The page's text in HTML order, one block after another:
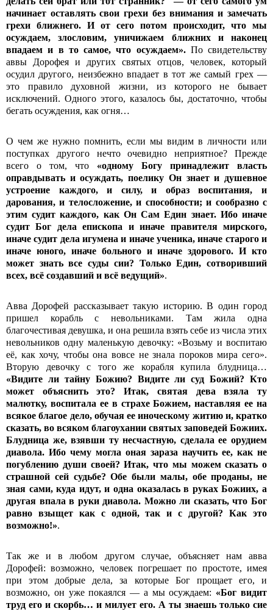
начинает оставлять свои грехи без внимания и замечать
грехи ближнего. И от сего потом происходит, что мы
осуждаем, злословим, уничижаем ближних и наконец
впадаем и в то самое, что осуждаем».По свидетельству
аввы Дорофея и других святых отцов, человек, который
осудил другого, неизбежно впадает в тот же самый грех —
это правило духовной жизни, из которого не бывает
исключений. Одного этого, казалось бы, достаточно, чтобы
бегать осуждения, как огня…
О чем же нужно помнить, если мы видим в личности или
поступках другого нечто очевидно неприятное? Прежде
всего о том, что «одному Богу принадлежит власть
оправдывать и осуждать, поелику Он знает и душевное
устроение каждого, и силу, и образ воспитания, и
дарования, и телосложение, и способности; и сообразно с
этим судит каждого, как Он Сам Един знает. Ибо иначе
судит Бог дела епископа и иначе правителя мирского,
иначе судит дела игумена и иначе ученика, иначе старого и
иначе юного, иначе больного и иначе здорового. И кто
может знать все суды сии? Только Един, сотворивший
всех, всё создавший и всё ведущий».
Авва Дорофей рассказывает такую историю. В один город
пришел корабль с невольниками. Там жила одна
благочестивая девушка, и она решила взять себе из числа этих
невольников одну маленькую девочку: «Возьму и воспитаю
её, как хочу, чтобы она вовсе не знала пороков мира сего».
Вторую девочку с того же корабля купила блудница…
«Видите ли тайну Божию? Видите ли суд Божий? Кто
может объяснить это? Итак, святая дева взяла ту
малютку, воспитала ее в страхе Божием, наставляя ее на
всякое благое дело, обучая ее иноческому житию и, кратко
сказать, во всяком благоухании святых заповедей Божиих.
Блудница же, взявши ту несчастную, сделала ее орудием
диавола. Ибо чему могла оная зараза научить ее, как не
погублению души своей? Итак, что мы можем сказать о
страшной сей судьбе? Обе были малы, обе проданы, не
зная сами, куда идут, и одна оказалась в руках Божиих, а
другая впала в руки диавола. Можно ли сказать, что Бог
равно взыщет как с одной, так и с другой? Как это
возможно!».
Так же и в любом другом случае, объясняет нам авва
Дорофей: возможно, человек погрешает по простоте, имея
при этом добрые дела, за которые Бог прощает его, и
возможно, он уже покаялся — а мы осуждаем: «Бог видит
труд его и скорбь… и милует его. А ты знаешь только сие